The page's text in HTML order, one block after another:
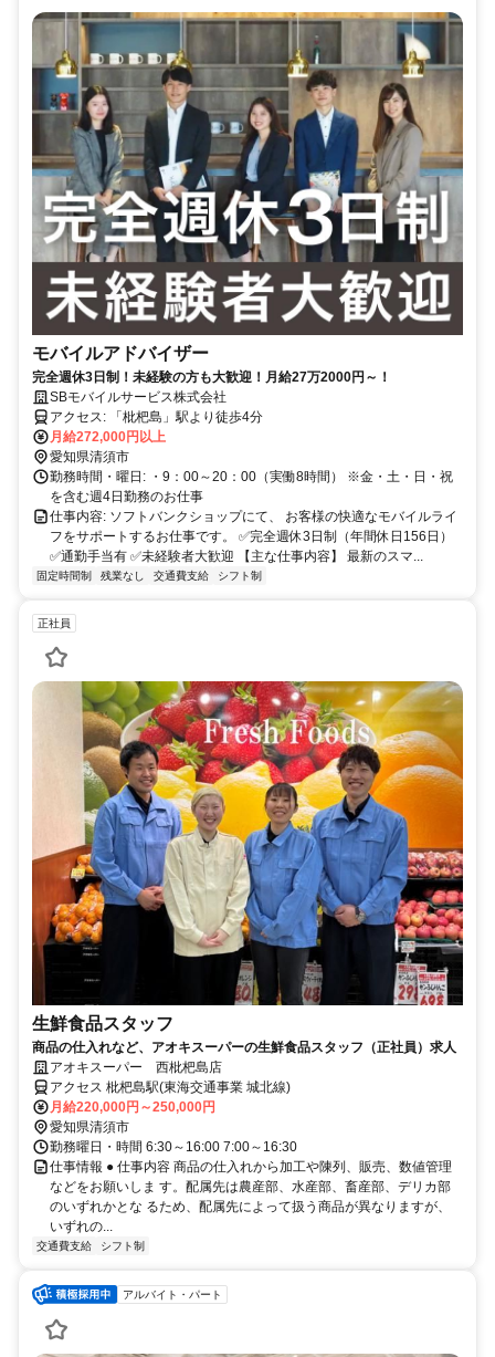
モバイルアドバイザー
完全週休3日制！未経験の方も大歓迎！月給27万2000円～！
SBモバイルサービス株式会社
アクセス: 「枇杷島」駅より徒歩4分
月給272,000円以上
愛知県清須市
勤務時間・曜日: ・9：00～20：00（実働8時間） ※金・土・日・祝
を含む週4日勤務のお仕事
仕事内容: ソフトバンクショップにて、 お客様の快適なモバイルライ
フをサポートするお仕事です。 ✅完全週休3日制（年間休日156日）
✅通勤手当有 ✅未経験者大歓迎 【主な仕事内容】 最新のスマ...
固定時間制 残業なし 交通費支給 シフト制
正社員
生鮮食品スタッフ
商品の仕入れなど、アオキスーパーの生鮮食品スタッフ（正社員）求人
アオキスーパー 西枇杷島店
アクセス 枇杷島駅(東海交通事業 城北線)
月給220,000円～250,000円
愛知県清須市
勤務曜日・時間 6:30～16:00 7:00～16:30
仕事情報 ● 仕事内容 商品の仕入れから加工や陳列、販売、数値管理
などをお願いしま す。配属先は農産部、水産部、畜産部、デリカ部
のいずれかとな るため、配属先によって扱う商品が異なりますが、
いずれの...
交通費支給 シフト制
アルバイト・パート